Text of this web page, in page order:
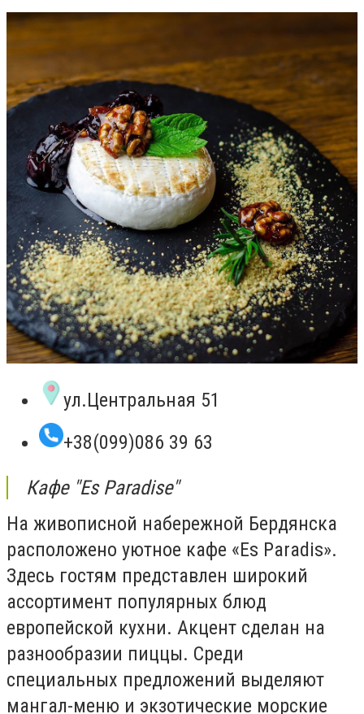
ул.Центральная 51
+38(099)086 39 63
Кафе "Es Paradise"
На живописной набережной Бердянска
расположено уютное кафе «Es Paradis».
Здесь гостям представлен широкий
ассортимент популярных блюд
европейской кухни. Акцент сделан на
разнообразии пиццы. Среди
специальных предложений выделяют
мангал-меню и экзотические морские